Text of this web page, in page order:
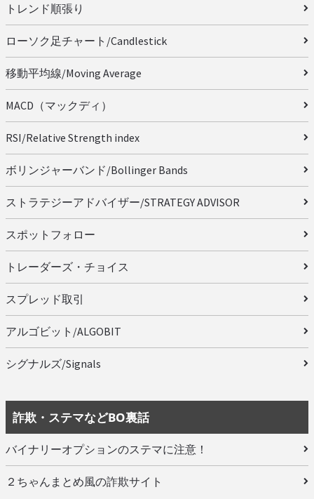
トレンド順張り
ローソク足チャート/Candlestick
移動平均線/Moving Average
MACD（マックディ）
RSI/Relative Strength index
ボリンジャーバンド/Bollinger Bands
ストラテジーアドバイザー/STRATEGY ADVISOR
スポットフォロー
トレーダーズ・チョイス
スプレッド取引
アルゴビット/ALGOBIT
シグナルズ/Signals
詐欺・ステマなどBO裏話
バイナリーオプションのステマに注意！
２ちゃんまとめ風の詐欺サイト